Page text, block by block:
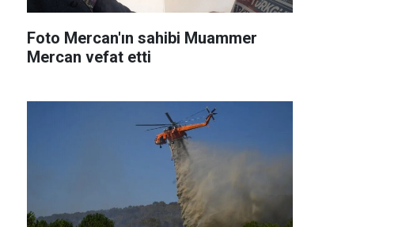
Foto Mercan'ın sahibi Muammer
Mercan vefat etti